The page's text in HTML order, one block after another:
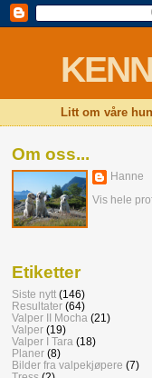
Litt om våre
Om oss...
Hanne
Vis hele
Etiketter
Siste nytt (146)
Resultater (64)
Valper II Mocha (21)
Valper (19)
Valper I Tara (18)
Planer (8)
Bilder fra valpekjøpere (7)